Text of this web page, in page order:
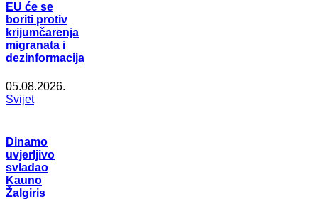
EU će se
boriti protiv
krijumčarenja
migranata i
dezinformacija
05.08.2026.
Svijet
Dinamo
uvjerljivo
svladao
Kauno
Žalgiris